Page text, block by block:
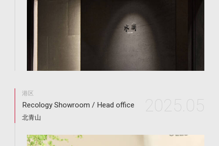
港区
Recology Showroom / Head office
北青山 2025.05